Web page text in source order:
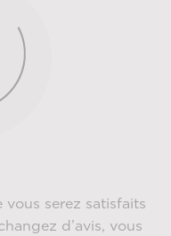
serez satisfaits
d’avis, vous